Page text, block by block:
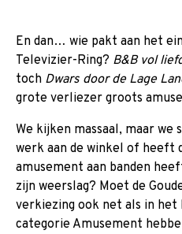
En dan… wie pakt aan het
Televizier-Ring? B&B vol
toch Dwars door de Lage
grote verliezer groots
We kijken massaal, maar
werk aan de winkel of heeft
amusement aan banden
zijn weerslag? Moet de
verkiezing ook net als in
categorie Amusement